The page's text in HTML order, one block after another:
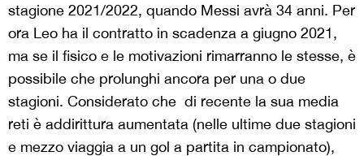
stagione 2021/2022, quando Messi avrà 34 anni. Per
ora Leo ha il contratto in scadenza a giugno 2021,
ma se il fisico e le motivazioni rimarranno le stesse, è
possibile che prolunghi ancora per una o due
stagioni. Considerato che di recente la sua media
reti è addirittura aumentata (nelle ultime due stagioni
e mezzo viaggia a un gol a partita in campionato),